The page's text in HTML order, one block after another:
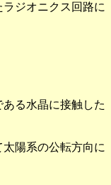
ジオニクス回路に
る水晶に接触した
陽系の公転方向に